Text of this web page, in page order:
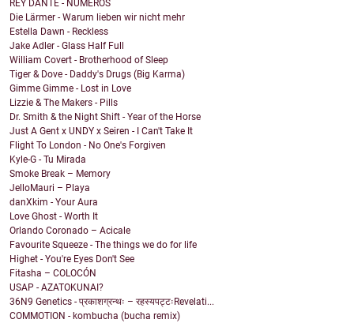
REY DANTE - NÚMEROS
Die Lärmer - Warum lieben wir nicht mehr
Estella Dawn - Reckless
Jake Adler - Glass Half Full
William Covert - Brotherhood of Sleep
Tiger & Dove - Daddy's Drugs (Big Karma)
Gimme Gimme - Lost in Love
Lizzie & The Makers - Pills
Dr. Smith & the Night Shift - Year of the Horse
Just A Gent x UNDY x Seiren - I Can't Take It
Flight To London - No One's Forgiven
Kyle-G - Tu Mirada
Smoke Break – Memory
JelloMauri – Playa
danXkim - Your Aura
Love Ghost - Worth It
Orlando Coronado – Acicale
Favourite Squeeze - The things we do for life
Highet - You're Eyes Don't See
Fitasha – COLOCÓN
USAP - AZATOKUNAI?
36N9 Genetics - प्रकाशग्रन्थः – रहस्यपट्टःRevelati...
COMMOTION - kombucha (bucha remix)